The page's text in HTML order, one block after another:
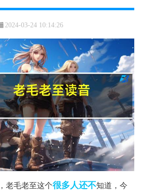
2024-03-24 10:14:26
老毛老至这个很多人还不知道，今